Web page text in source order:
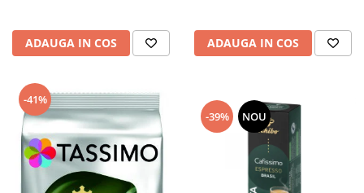
ADAUGA IN COS ADAUGA IN COS
-41%
-39% NOU